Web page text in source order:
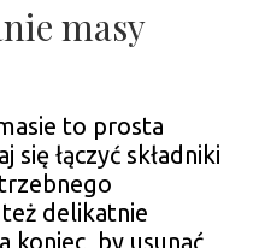
masy
to prosta
się łączyć składniki
delikatnie
koniec, by usunąć